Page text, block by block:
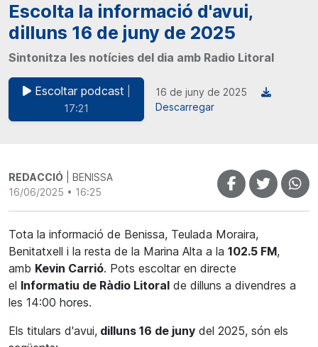
Escolta la informació d'avui,
dilluns 16 de juny de 2025
Sintonitza les notícies del dia amb Radio Litoral
Escoltar podcast
17:21
16 de juny de 2025
Descarregar
REDACCIÓ | BENISSA
16/06/2025 • 16:25
Tota la informació de Benissa, Teulada Moraira,
Benitatxell i la resta de la Marina Alta a la 102.5 FM,
amb Kevin Carrió. Pots escoltar en directe
el Informatiu de Ràdio Litoral de dilluns a divendres a
les 14:00 hores.
Els titulars d'avui, dilluns 16 de juny del 2025, són els